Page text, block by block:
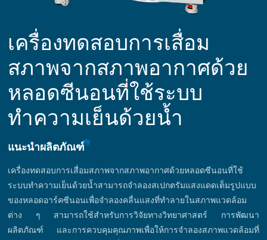
เครื่องทดสอบการเสื่อม
สภาพจากสภาพอากาศด้วย
หลอดซีนอนที่ใช้ระบบ
ทำความเย็นด้วยน้ำ
แนะนำผลิตภัณฑ์
เครื่องทดสอบการเสื่อมสภาพจากสภาพอากาศด้วยหลอดซีนอนที่ใช้
ระบบทำความเย็นด้วยน้ำสามารถจำลองสเปกตรัมแสงแดดเต็มรูปแบบ
ของหลอดอาร์คซีนอนเพื่อจำลองคลื่นแสงที่ทำลายในสภาพแวดล้อม
ต่าง ๆ สามารถใช้สำหรับการวิจัยทางวิทยาศาสตร์ การพัฒนา
ผลิตภัณฑ์ และการควบคุมคุณภาพเพื่อให้การจำลองสภาพแวดล้อมที่